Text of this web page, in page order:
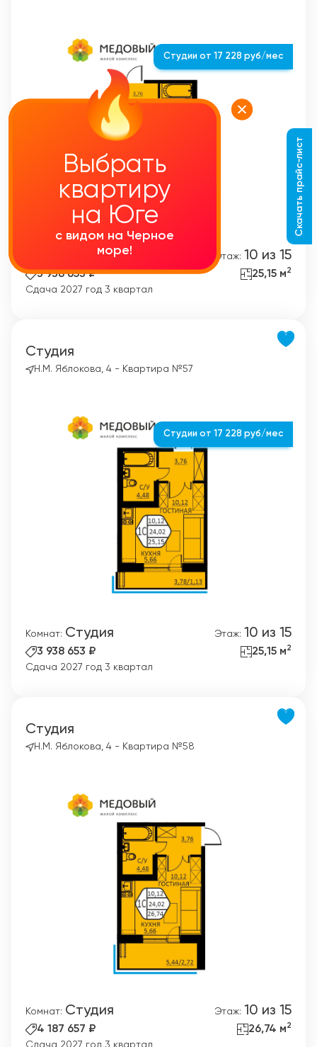
Студии от 17 228 руб/мес
Студия Этаж: 10 из 15
3 938 653 ₽ 25,15 м2
Сдача 2027 год 3 квартал
Студия
Н.М. Яблокова, 4 - Квартира №57
Студии от 17 228 руб/мес
Комнат: Студия Этаж: 10 из 15
3 938 653 ₽ 25,15 м2
Сдача 2027 год 3 квартал
Студия
Н.М. Яблокова, 4 - Квартира №58
Комнат: Студия Этаж: 10 из 15
4 187 657 ₽ 26,74 м2
Сдача 2027 год 3 квартал
Скачать прайс-лист
Выбрать
квартиру
на Юге
с видом на Черное
море!
Выбрать
квартиру
на Юге
с видом на Черное
море!